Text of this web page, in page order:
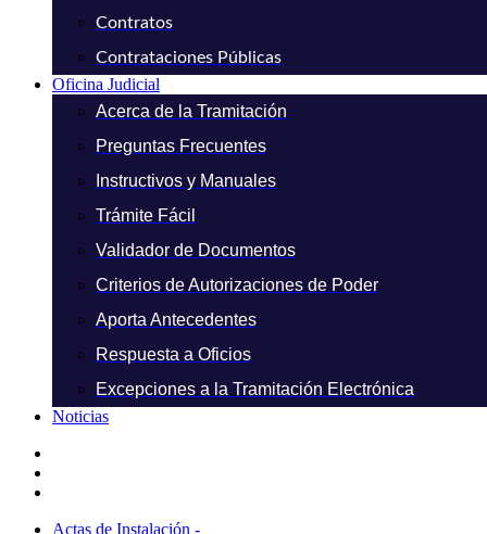
Contratos
Contrataciones Públicas
Oficina Judicial
Acerca de la Tramitación
Preguntas Frecuentes
Instructivos y Manuales
Trámite Fácil
Validador de Documentos
Criterios de Autorizaciones de Poder
Aporta Antecedentes
Respuesta a Oficios
Excepciones a la Tramitación Electrónica
Noticias
Actas de Instalación -